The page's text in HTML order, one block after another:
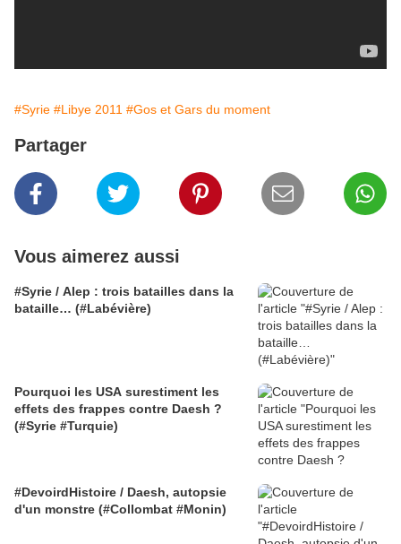
#Syrie #Libye 2011 #Gos et Gars du moment
Partager
Vous aimerez aussi
#Syrie / Alep : trois batailles dans la
bataille… (#Labévière)
Pourquoi les USA surestiment les
effets des frappes contre Daesh ?
(#Syrie #Turquie)
#DevoirdHistoire / Daesh, autopsie
d'un monstre (#Collombat #Monin)